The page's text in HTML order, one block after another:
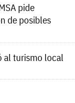
pide
de posibles
al turismo local